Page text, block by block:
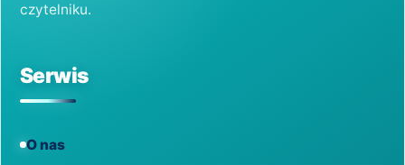
czytelniku.
Serwis
O nas